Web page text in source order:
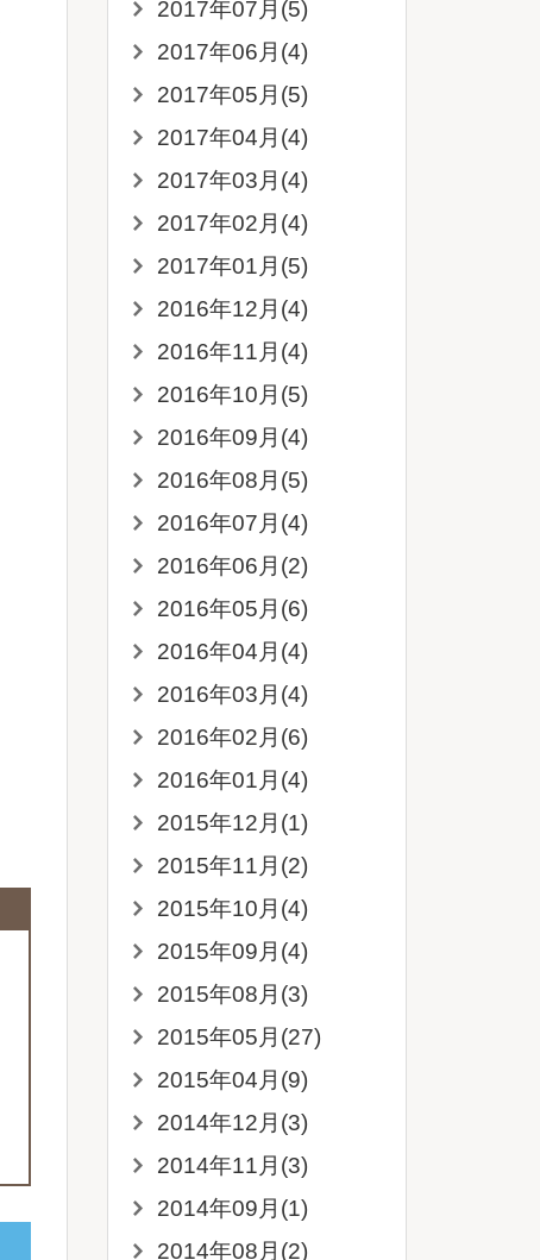
2017年07月(5)
2017年06月(4)
2017年05月(5)
2017年04月(4)
2017年03月(4)
2017年02月(4)
2017年01月(5)
2016年12月(4)
2016年11月(4)
2016年10月(5)
2016年09月(4)
2016年08月(5)
2016年07月(4)
2016年06月(2)
2016年05月(6)
2016年04月(4)
2016年03月(4)
2016年02月(6)
2016年01月(4)
2015年12月(1)
2015年11月(2)
2015年10月(4)
2015年09月(4)
2015年08月(3)
2015年05月(27)
2015年04月(9)
2014年12月(3)
2014年11月(3)
2014年09月(1)
2014年08月(2)